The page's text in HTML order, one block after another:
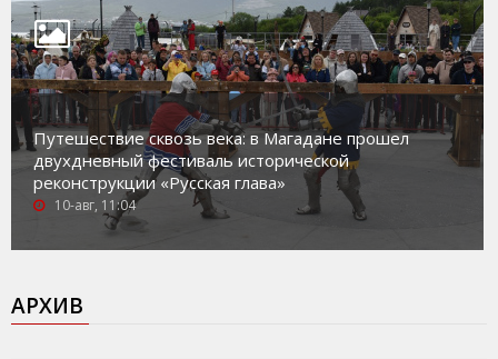
Путешествие сквозь века: в Магадане прошел
двухдневный фестиваль исторической
реконструкции «Русская глава»
10-авг, 11:04
АРХИВ